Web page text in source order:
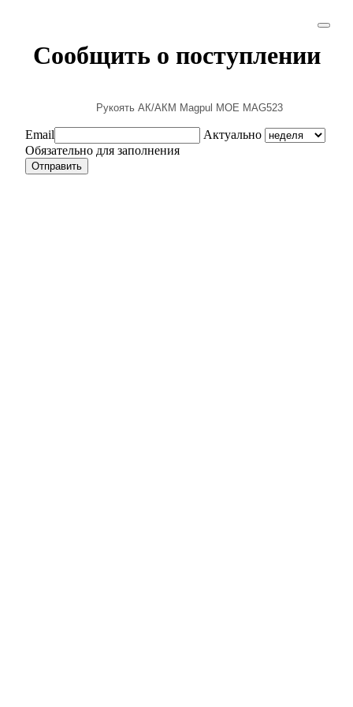
Сообщить о поступлении
Email
Актуально
Обязательно для заполнения
Отправить